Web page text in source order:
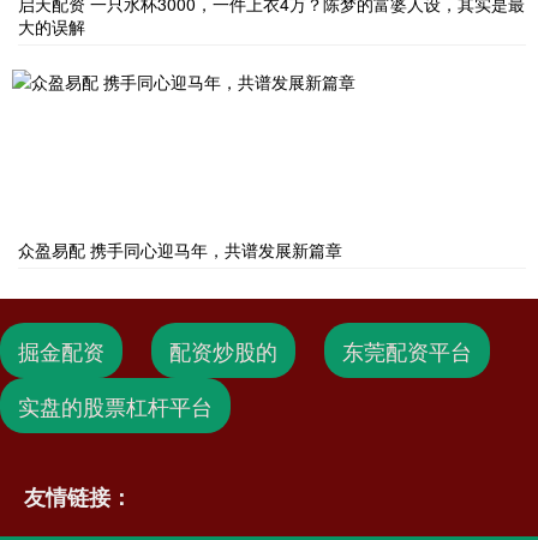
大的误解
众盈易配 携手同心迎马年，共谱发展新篇章
掘金配资 配资炒股的
东莞配资平台
实盘的股票杠杆平台
友情链接：